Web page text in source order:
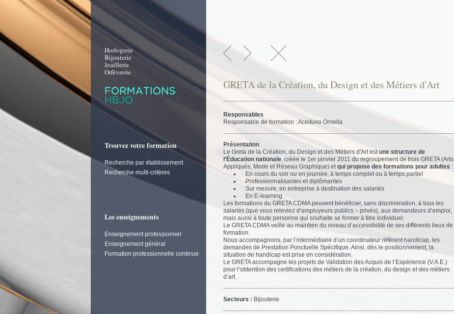
Horlogerie
Bijouterie
Joaillerie
Orfèvrerie
Trouvez votre formation
Recherche par établissement
Recherche multi-critères
Les enseignements
Enseignement professionnel
Enseignement général
Formation professionnelle continue
GRETA de la Création, du Design et des Métiers d'Art
Responsables
Responsable de formation : Aceituno Ornella
Présentation
Le Greta de la Création, du Design et des Métiers d'Art estune structure de
l’Éducation nationale, créée le 1er janvier 2011 du regroupement de trois GRETA (Arts
Appliqués, Mode et Réseau Graphique) etqui propose des formations pour adultes :
En cours du soir ou en journée, à temps complet ou à temps partiel
Professionnalisantes et diplômantes
Sur mesure, en entreprise à destination des salariés
En E-learning
Les formations du GRETA CDMA peuvent bénéficier, sans discrimination, à tous les
salariés (que vous releviez d’employeurs publics – privés), aux demandeurs d’emploi,
mais aussi à toute personne qui souhaite se former à titre individuel.
Le GRETA CDMA veille au maintien du niveau d’accessibilité de ses différents lieux de
formation.
Nous accompagnons, par l’intermédiaire d’un coordinateur référent handicap, les
demandes de Prestation Ponctuelle Spécifique. Ainsi, dès le positionnement, la
situation de handicap est prise en considération.
Le GRETA accompagne les projets de Validation des Acquis de l’Expérience (V.A.E.)
pour l’obtention des certifications des métiers de la création, du design et des métiers
d’art.
Secteurs : Bijouterie